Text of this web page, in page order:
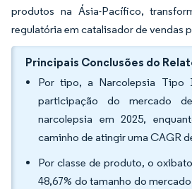
produtos na Ásia-Pacífico,
regulatória em catalisador de vendas
Principais Conclusões do
Por tipo, a Narcolepsia Tipo
participação do mercado
narcolepsia em 2025,
caminho de atingir uma CAGR
Por classe de produto, o
48,67% do tamanho do